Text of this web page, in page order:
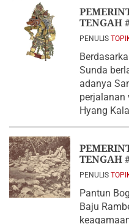
TENGAH
PENULIS
Sunda
adanya
perjalanan
Hyang
TENGAH
PENULIS
Pantun
Baju